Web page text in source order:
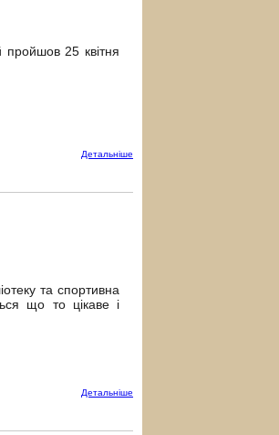
25 квітня
Детальнiше
та спортивна
що то цікаве і
Детальнiше